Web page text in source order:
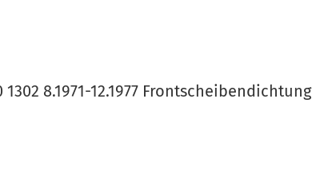
8.1971-12.1977 Frontscheibendichtung